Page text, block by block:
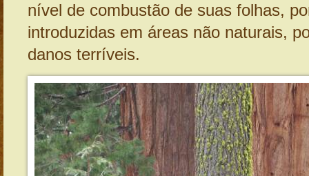
nível de combustão de suas folhas,
introduzidas em áreas não naturais,
danos terríveis.